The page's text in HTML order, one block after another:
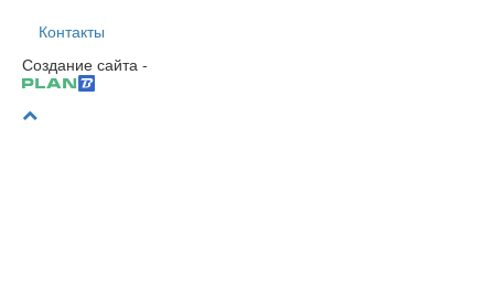
Контакты
Создание сайта -